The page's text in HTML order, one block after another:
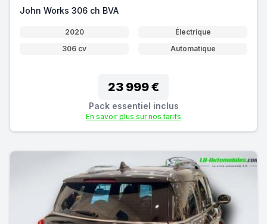
John Works 306 ch BVA
2020
Électrique
306 cv
Automatique
23 999 €
Pack essentiel inclus
En savoir plus sur nos tarifs